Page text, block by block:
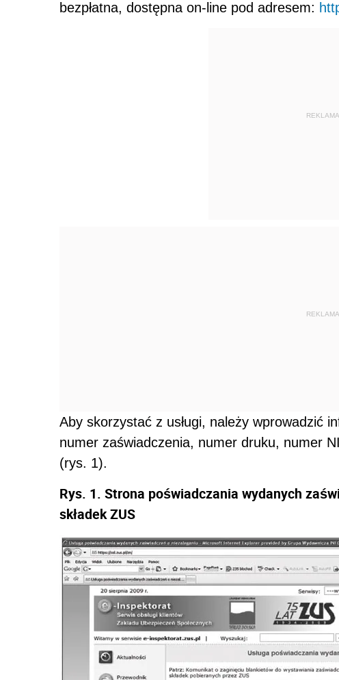
bezpłatna, dostępna on-line pod adresem:
REKLAMA
REKLAMA
Aby skorzystać z usługi, należy wprowadzić
numer zaświadczenia, numer druku, numer
(rys. 1).
Rys. 1. Strona poświadczania wydanych
składek ZUS